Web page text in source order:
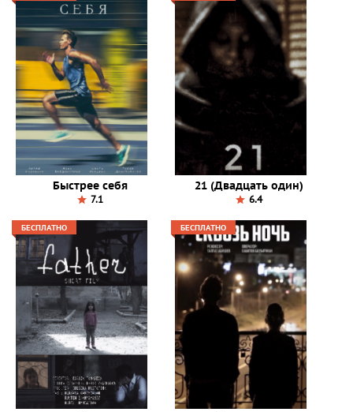
Быстрее себя
7.1
21 (Двадцать один)
6.4
БЕСПЛАТНО БЕСПЛАТНО